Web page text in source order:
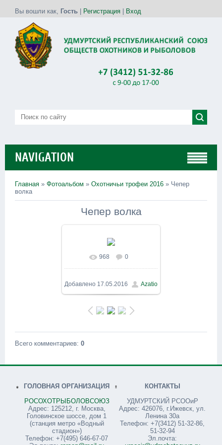
Вы вошли как, Гость Регистрация Вход
NAVIGATION
Главная » Фотоальбом » Охотничьи трофеи 2016 » Чепер
волка
Чепер волка
В реальном размере
1600x1200 / 152.1Kb
968 0
Добавлено 17.05.2016 Azatio
Всего комментариев: 0
ГОЛОВНАЯ ОРГАНИЗАЦИЯ
РОСОХОТРЫБОЛОВСОЮЗ
Адрес: 125212, г. Москва,
Головинское шоссе, дом 1
(станция метро «Водный
стадион»)
Телефон: +7(495) 646-67-07
КОНТАКТЫ
УДМУРТСКИЙ РСООиР
Адрес: 426076, г.Ижевск, ул.
Ленина 30а
Телефон: +7(3412) 51-32-86,
51-32-94
Эл.почта: